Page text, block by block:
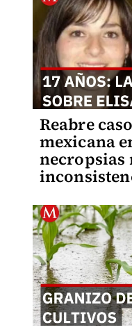
Reabre
mexicana
necropsias